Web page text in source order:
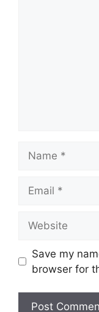
Save my
browser for